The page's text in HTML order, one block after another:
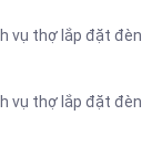
vụ thợ lắp đặt đèn
vụ thợ lắp đặt đèn